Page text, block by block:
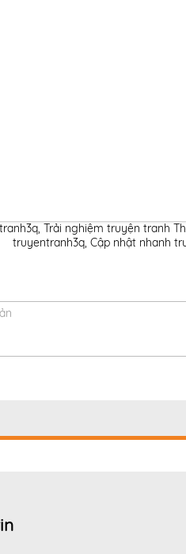
, Trải nghiệm truyện tranh
truyentranh3q, Cập nhật nhanh